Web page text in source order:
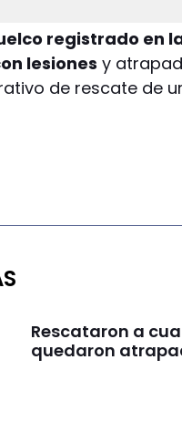
registrado en
lesiones y
de rescate de
Rescataron a
quedaron